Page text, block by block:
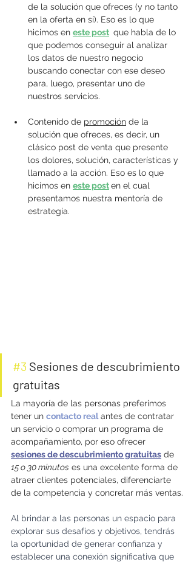
de la solución que ofreces (y no tanto
en la oferta en sí). Eso es lo que
hicimos en este post que habla de lo
que podemos conseguir al analizar
los datos de nuestro negocio
buscando conectar con ese deseo
para, luego, presentar uno de
nuestros servicios.
Contenido de promoción de la
solución que ofreces, es decir, un
clásico post de venta que presente
los dolores, solución, características y
llamado a la acción. Eso es lo que
hicimos en este posten el cual
presentamos nuestra mentoría de
estrategia.
#3 Sesiones de descubrimiento
gratuitas
La mayoría de las personas preferimos
tener un contacto real antes de contratar
un servicio o comprar un programa de
acompañamiento, por eso ofrecer
sesiones de descubrimiento gratuitas de
15 o 30 minutos es una excelente forma de
atraer clientes potenciales, diferenciarte
de la competencia y concretar más ventas.
Al brindar a las personas un espacio para
explorar sus desafíos y objetivos, tendrás
la oportunidad de generar confianza y
establecer una conexión significativa que